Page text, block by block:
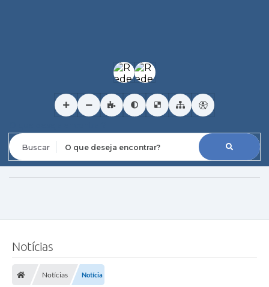
Notícias
Notícias Notícia